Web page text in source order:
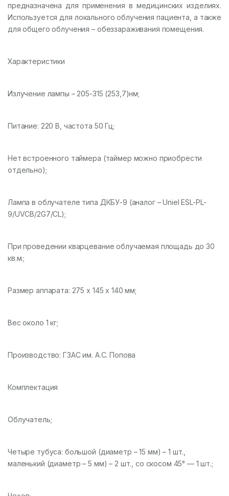
предназначена для применения в медицинских изделиях.
Используется для локального облучения пациента, а также
для общего облучения – обеззараживания помещения.
Характеристики
Излучение лампы – 205-315 (253,7)нм;
Питание: 220 В, частота 50 Гц;
Нет встроенного таймера (таймер можно приобрести
отдельно);
Лампа в облучателе типа ДКБУ-9 (аналог – Uniel ESL-PL-
9/UVCB/2G7/CL);
При проведении кварцевание облучаемая площадь до 30
кв.м.;
Размер аппарата: 275 х 145 х 140 мм;
Вес около 1 кг;
Производство: ГЗАС им. А.С. Попова
Комплектация
Облучатель;
Четыре тубуса: большой (диаметр – 15 мм) – 1 шт.,
маленький (диаметр – 5 мм) – 2 шт., со скосом 45° — 1 шт.;